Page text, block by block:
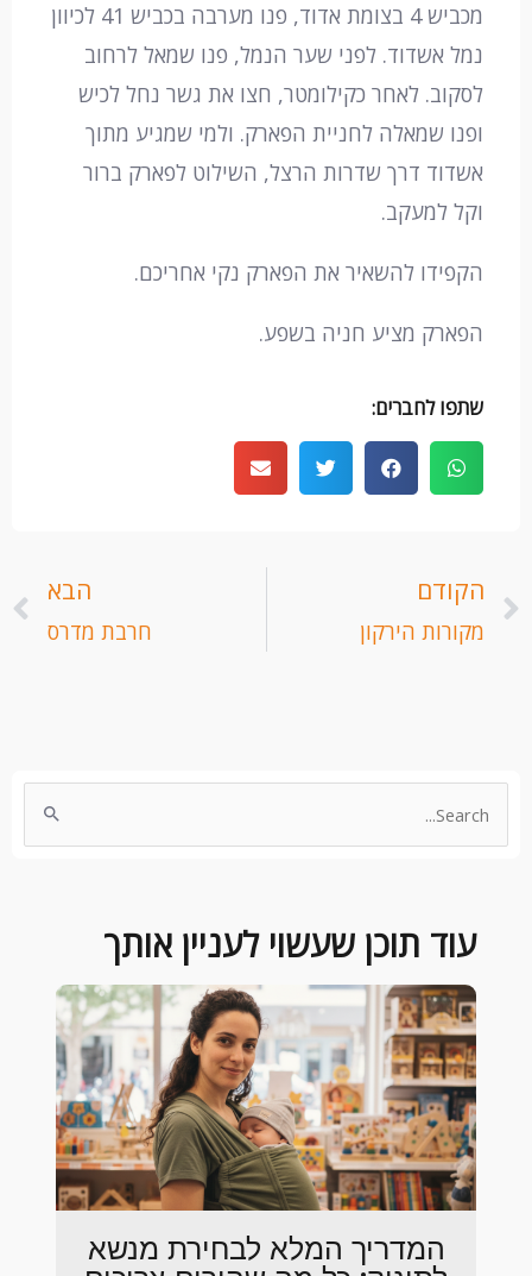
מכביש 4 בצומת אדוד, פנו מערבה בכביש 41 לכיוון
נמל אשדוד. לפני שער הנמל, פנו שמאל לרחוב
לסקוב. לאחר כקילומטר, חצו את גשר נחל לכיש
ופנו שמאלה לחניית הפארק. ולמי שמגיע מתוך
אשדוד דרך שדרות הרצל, השילוט לפארק ברור
וקל למעקב.
הקפידו להשאיר את הפארק נקי אחריכם.
הפארק מציע חניה בשפע.
שתפו לחברים:
הקודם
מקורות הירקון
הבא
חרבת מדרס
Search
for:
עוד תוכן שעשוי לעניין אותך
המדריך המלא לבחירת מנשא